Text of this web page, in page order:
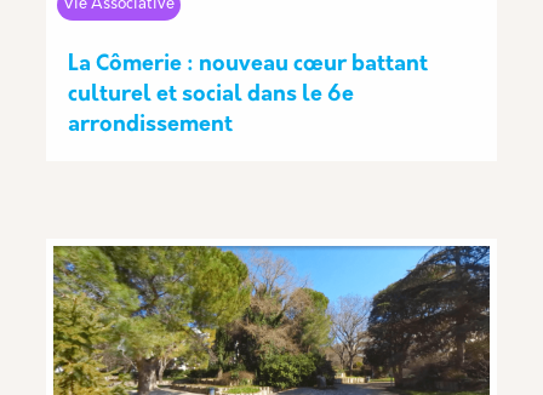
Vie Associative
La Cômerie : nouveau cœur battant
culturel et social dans le 6e
arrondissement